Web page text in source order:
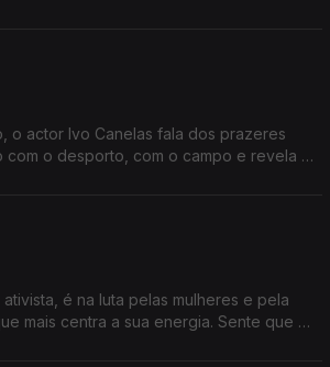
o actor Ivo Canelas fala dos prazeres
com o desporto, com o campo e revela o
é na luta pelas mulheres e pela
mais centra a sua energia. Sente que o